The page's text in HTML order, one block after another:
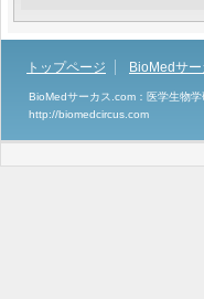
トップページ BioMedサ
BioMedサーカス.com：医学生物
http://biomedcircus.com